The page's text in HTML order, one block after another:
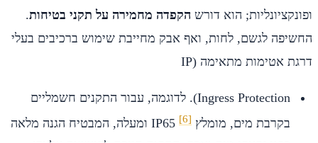
ופונקציונליות; הוא דורש הקפדה מחמירה על תקני בטיחות.
החשיפה לגשם, לחות, ואף אבק מחייבת שימוש ברכיבים בעלי
דרגת אטימות מתאימה (IP
Ingress Protection). לדוגמה, עבור התקנים חשמליים
בקרבת מים, מומלץ IP65 [6]
ומעלה, המבטיח הגנה מלאה